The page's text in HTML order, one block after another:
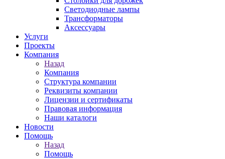
Светодиодные лампы
Трансформаторы
Аксессуары
Услуги
Проекты
Компания
Назад
Компания
Структура компании
Реквизиты компании
Лицензии и сертификаты
Правовая информация
Наши каталоги
Новости
Помощь
Назад
Помощь